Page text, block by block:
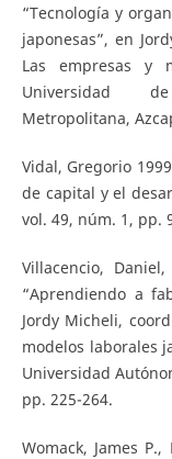
“Tecnología y
japonesas”, en
Las empresas y
Universidad
Metropolitana,
Vidal, Gregorio
de capital y el
vol. 49, núm. 1, pp.
Villacencio,
“Aprendiendo a
Jordy Micheli,
modelos laborales
Universidad
pp. 225-264.
Womack, James